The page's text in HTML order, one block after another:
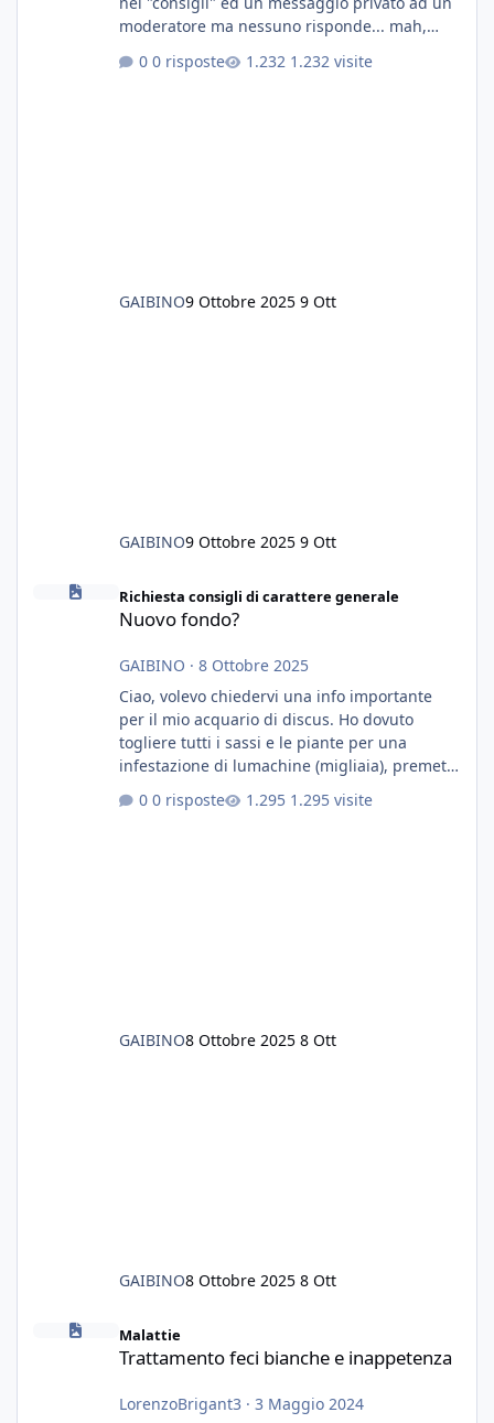
moderatore ma nessuno risponde... mah,
0 risposte 1.232 visite
GAIBINO9 Ottobre 2025 9 Ott
GAIBINO9 Ottobre 2025 9 Ott
Nuovo fondo?
Richiesta consigli di carattere generale
Nuovo fondo?
GAIBINO · 8 Ottobre 2025
Ciao, volevo chiedervi una info importante
per il mio acquario di discus. Ho dovuto
togliere tutti i sassi e le piante per una
infestazione di lumachine (migliaia), premetto
che ho 3 discus, 8 coridoras, e una ventina di
cardinali, e tre pulitori in una vasca con 200
0 risposte 1.295 visite
GAIBINO8 Ottobre 2025 8 Ott
GAIBINO8 Ottobre 2025 8 Ott
Trattamento feci bianche e inappetenza
Malattie
Trattamento feci bianche e inappetenza
LorenzoBrigant3 · 3 Maggio 2024